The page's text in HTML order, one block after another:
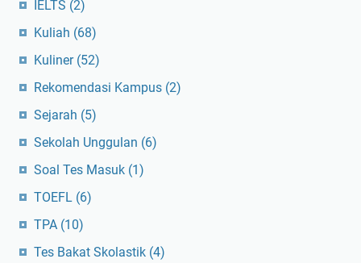
IELTS (2)
Kuliah (68)
Kuliner (52)
Rekomendasi Kampus (2)
Sejarah (5)
Sekolah Unggulan (6)
Soal Tes Masuk (1)
TOEFL (6)
TPA (10)
Tes Bakat Skolastik (4)